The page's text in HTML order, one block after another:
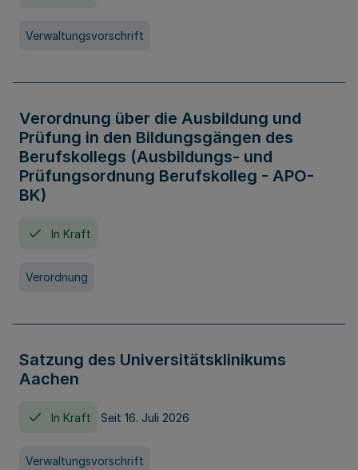
Verwaltungsvorschrift
Verordnung über die Ausbildung und
Prüfung in den Bildungsgängen des
Berufskollegs (Ausbildungs- und
Prüfungsordnung Berufskolleg - APO-
BK)
In Kraft
Verordnung
Satzung des Universitätsklinikums
Aachen
In Kraft Seit 16. Juli 2026
Verwaltungsvorschrift